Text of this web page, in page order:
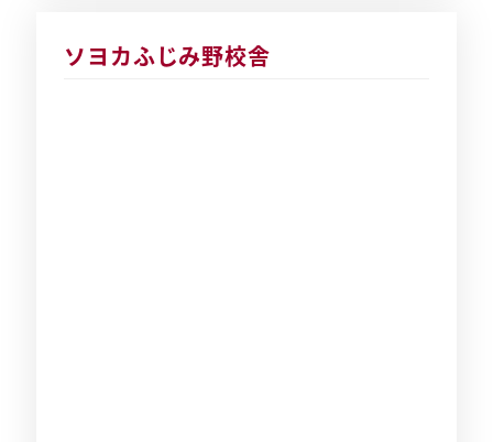
ソヨカふじみ野校舎